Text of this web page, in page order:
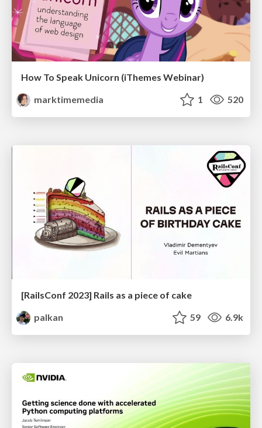
How To Speak Unicorn (iThemes Webinar)
marktimemedia
1 520
[RailsConf 2023] Rails as a piece of cake
palkan
59 6.9k